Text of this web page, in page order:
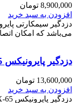
8,900,000 تومان
افزودن به سبد خرید
می‌باشد که امکان
دزدگیر پایرونیکس EX65
13,600,000 تومان
افزودن به سبد خرید